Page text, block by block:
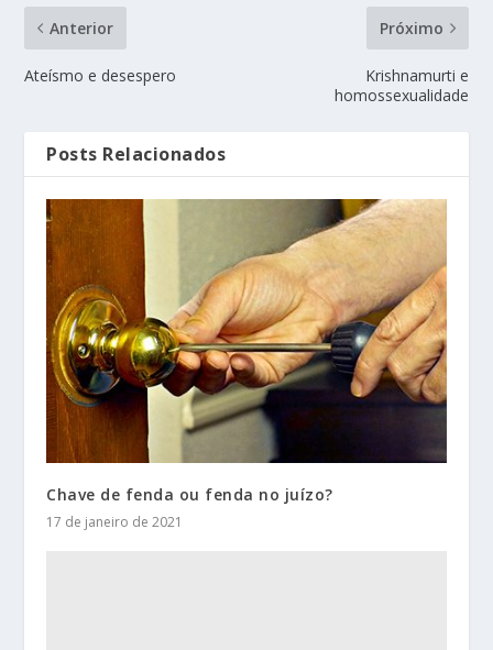
Anterior
Ateísmo e desespero
Próximo
Krishnamurti e
homossexualidade
Posts Relacionados
Chave de fenda ou fenda no juízo?
17 de janeiro de 2021